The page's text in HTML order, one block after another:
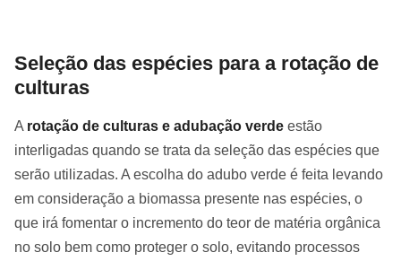
Seleção das espécies para a rotação de
culturas
A rotação de culturas e adubação verde estão
interligadas quando se trata da seleção das espécies que
serão utilizadas. A escolha do adubo verde é feita levando
em consideração a biomassa presente nas espécies, o
que irá fomentar o incremento do teor de matéria orgânica
no solo bem como proteger o solo, evitando processos